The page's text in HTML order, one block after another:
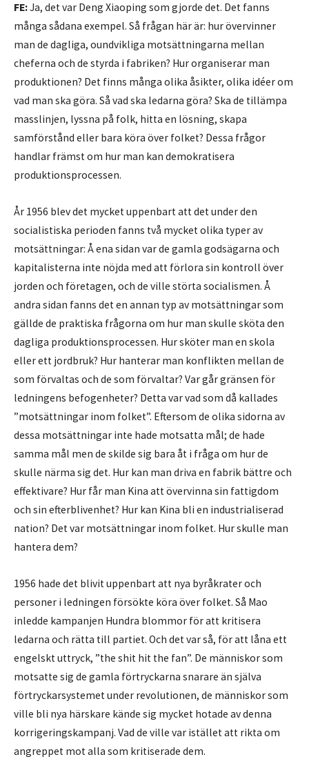
FE:Ja, det var Deng Xiaoping som gjorde det. Det fanns
många sådana exempel. Så frågan här är: hur övervinner
man de dagliga, oundvikliga motsättningarna mellan
cheferna och de styrda i fabriken? Hur organiserar man
produktionen? Det finns många olika åsikter, olika idéer om
vad man ska göra. Så vad ska ledarna göra? Ska de tillämpa
masslinjen, lyssna på folk, hitta en lösning, skapa
samförstånd eller bara köra över folket? Dessa frågor
handlar främst om hur man kan demokratisera
produktionsprocessen.
År 1956 blev det mycket uppenbart att det under den
socialistiska perioden fanns två mycket olika typer av
motsättningar: Å ena sidan var de gamla godsägarna och
kapitalisterna inte nöjda med att förlora sin kontroll över
jorden och företagen, och de ville störta socialismen. Å
andra sidan fanns det en annan typ av motsättningar som
gällde de praktiska frågorna om hur man skulle sköta den
dagliga produktionsprocessen. Hur sköter man en skola
eller ett jordbruk? Hur hanterar man konflikten mellan de
som förvaltas och de som förvaltar? Var går gränsen för
ledningens befogenheter? Detta var vad som då kallades
”motsättningar inom folket”. Eftersom de olika sidorna av
dessa motsättningar inte hade motsatta mål; de hade
samma mål men de skilde sig bara åt i fråga om hur de
skulle närma sig det. Hur kan man driva en fabrik bättre och
effektivare? Hur får man Kina att övervinna sin fattigdom
och sin efterblivenhet? Hur kan Kina bli en industrialiserad
nation? Det var motsättningar inom folket. Hur skulle man
hantera dem?
1956 hade det blivit uppenbart att nya byråkrater och
personer i ledningen försökte köra över folket. Så Mao
inledde kampanjen Hundra blommor för att kritisera
ledarna och rätta till partiet. Och det var så, för att låna ett
engelskt uttryck, ”the shit hit the fan”. De människor som
motsatte sig de gamla förtryckarna snarare än själva
förtryckarsystemet under revolutionen, de människor som
ville bli nya härskare kände sig mycket hotade av denna
korrigeringskampanj. Vad de ville var istället att rikta om
angreppet mot alla som kritiserade dem.